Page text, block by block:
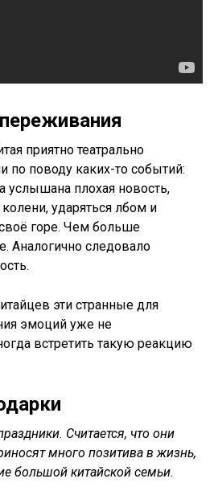
приятно театрально
по поводу каких-то событий:
услышана плохая новость,
ударяться лбом и
горе. Чем больше
Аналогично следовало
эти странные для
эмоций уже не
встретить такую реакцию
Считается, что они
много позитива в жизнь,
большой китайской семьи.